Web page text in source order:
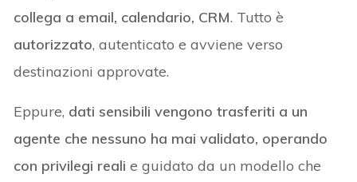
collega a email, calendario, CRM. Tutto è
autorizzato, autenticato e avviene verso
destinazioni approvate.
Eppure, dati sensibili vengono trasferiti a un
agente che nessuno ha mai validato, operando
con privilegi reali e guidato da un modello che